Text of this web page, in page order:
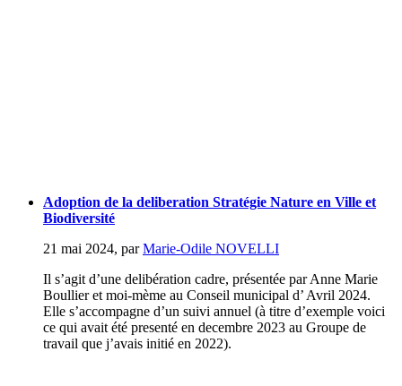
Adoption de la deliberation Stratégie Nature en Ville et
Biodiversité
21 mai 2024, parMarie-Odile NOVELLI
Il s’agit d’une delibération cadre, présentée par Anne Marie
Boullier et moi-mème au Conseil municipal d’ Avril 2024.
Elle s’accompagne d’un suivi annuel (à titre d’exemple voici
ce qui avait été presenté en decembre 2023 au Groupe de
travail que j’avais initié en 2022).